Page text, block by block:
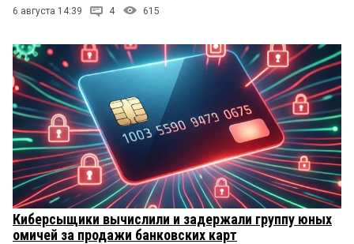
6 августа 14:39 4 615
Киберсыщики вычислили и задержали группу юных
омичей за продажи банковских карт